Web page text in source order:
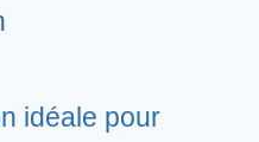
idéale pour